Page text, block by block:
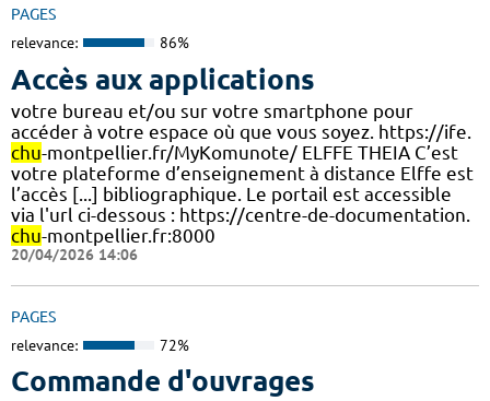
PAGES
relevance: 86%
Accès aux applications
votre bureau et/ou sur votre smartphone pour
accéder à votre espace où que vous soyez. https://ife.
chu-montpellier.fr/MyKomunote/ ELFFE THEIA C’est
votre plateforme d’enseignement à distance Elffe est
l’accès [...] bibliographique. Le portail est accessible
via l'url ci-dessous : https://centre-de-documentation.
chu-montpellier.fr:8000
20/04/2026 14:06
PAGES
relevance: 72%
Commande d'ouvrages